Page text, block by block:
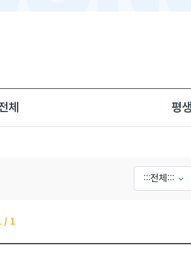
체 평
/ 1
목록으로 번호, 제목, 작성자, 조회수,등록일,